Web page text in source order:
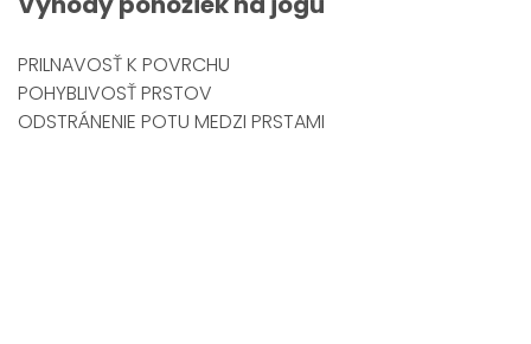
PRILNAVOSŤ K POVRCHU
POHYBLIVOSŤ PRSTOV
ODSTRÁNENIE POTU MEDZI PRSTAMI